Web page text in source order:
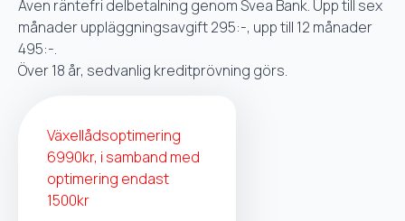
Även räntefri delbetalning genom Svea Bank. Upp till sex
månader uppläggningsavgift 295:-, upp till 12 månader
495:-.
Över 18 år, sedvanlig kreditprövning görs.
Växellådsoptimering
6990kr, i samband med
optimering endast
1500kr